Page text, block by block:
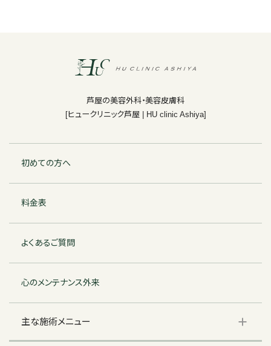
芦屋の美容外科・美容皮膚科
[ヒュークリニック芦屋 | HU clinic Ashiya]
初めての方へ
料金表
よくあるご質問
心のメンテナンス外来
主な施術メニュー